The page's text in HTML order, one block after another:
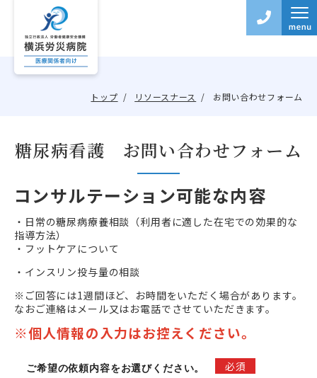
トップ リソースナース お問い合わせフォーム
糖尿病看護 お問い合わせフォーム
コンサルテーション可能な内容
・日常の糖尿病療養相談（利用者に適した在宅での効果的な
指導方法）
・フットケアについて
・インスリン投与量の相談
※ご回答には1週間ほど、お時間をいただく場合があります。
なおご連絡はメール又はお電話でさせていただきます。
※個人情報の入力はお控えください。
ご希望の依頼内容をお選びください。 必須